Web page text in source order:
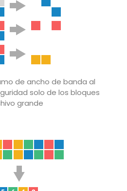
de ancho de banda al
solo de los bloques
grande